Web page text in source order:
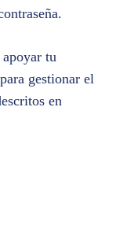
tu
gestionar el
en